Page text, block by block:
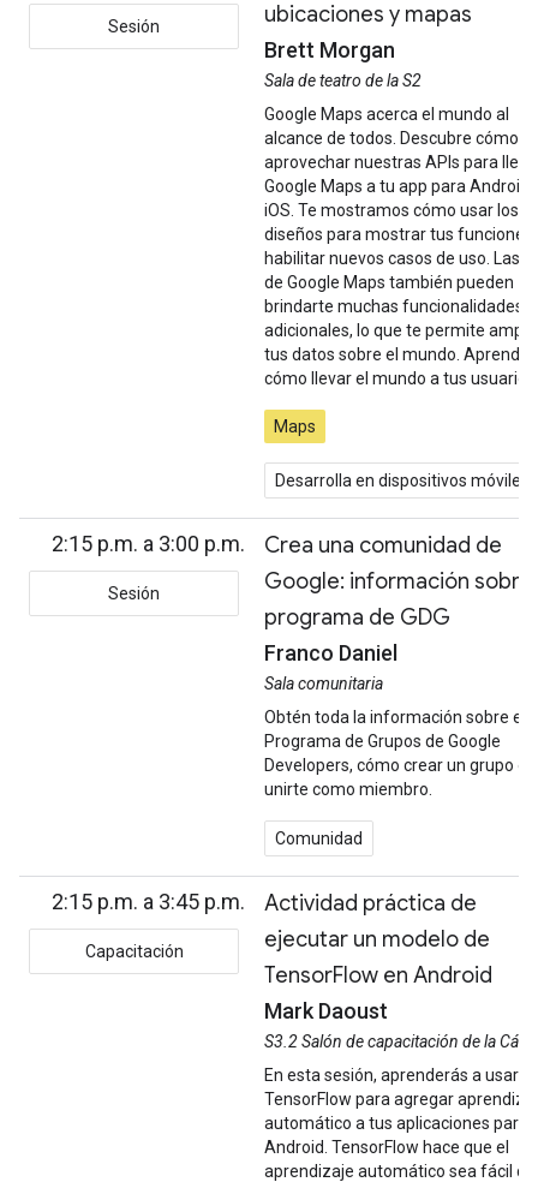
Sesión
ubicaciones y mapas
Brett Morgan
Sala de teatro de la S2
Google Maps acerca el mundo al
alcance de todos. Descubre cómo
aprovechar nuestras APIs para
Google Maps a tu app para Android
iOS. Te mostramos cómo usar los
diseños para mostrar tus funciones
habilitar nuevos casos de uso. Las
de Google Maps también pueden
brindarte muchas funcionalidades
adicionales, lo que te permite
tus datos sobre el mundo.
cómo llevar el mundo a tus usuarios.
Maps
Desarrolla en dispositivos móviles
2:15 p.m. a 3:00 p.m.
Sesión
Crea una comunidad de
Google: información sobre
programa de GDG
Franco Daniel
Sala comunitaria
Obtén toda la información sobre el
Programa de Grupos de Google
Developers, cómo crear un grupo o
unirte como miembro.
Comunidad
2:15 p.m. a 3:45 p.m.
Capacitación
Actividad práctica de
ejecutar un modelo de
TensorFlow en Android
Mark Daoust
S3.2 Salón de capacitación de la
En esta sesión, aprenderás a usar
TensorFlow para agregar
automático a tus aplicaciones para
Android. TensorFlow hace que el
aprendizaje automático sea fácil de